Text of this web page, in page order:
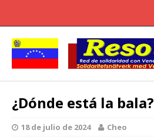
¿Dónde está la bala?
18 de julio de 2024 Cheo